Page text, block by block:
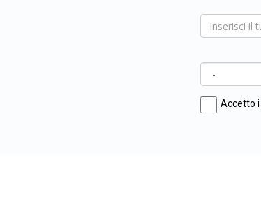
Accetto i